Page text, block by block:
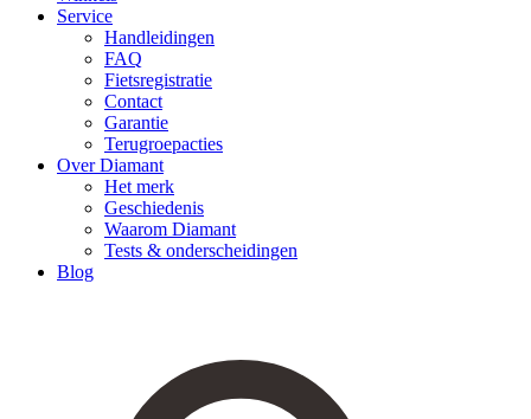
Service
Handleidingen
FAQ
Fietsregistratie
Contact
Garantie
Terugroepacties
Over Diamant
Het merk
Geschiedenis
Waarom Diamant
Tests & onderscheidingen
Blog